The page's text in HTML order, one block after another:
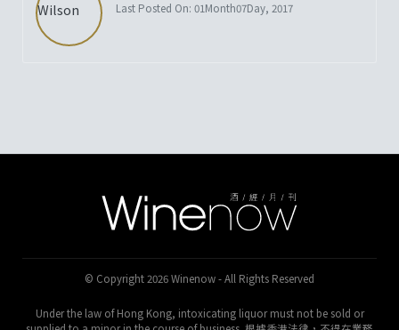
Last Posted On: 01Month07Day, 2017
© Copyright 2026 Winenow - All Rights Reserved
Under the law of Hong Kong, intoxicating liquor must not be sold or